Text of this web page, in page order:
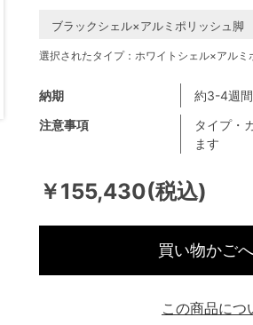
￥155,430(税込)
注意事項
タイプ・
ます
納期 約3-4週間
ブラックシェル×アルミポリッシュ脚
選択されたタイプ：ホワイトシェル×アルミ
買い物かご
この商品につ